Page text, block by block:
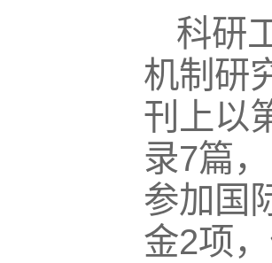
科研
机制研
刊上以
录7篇
参加国
金2项